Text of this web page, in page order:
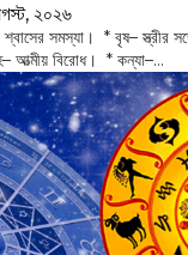
২০২৬
সমস্যা। * বৃষ– স্ত্রীর
আত্মীয় বিরোধ। * কন্যা–...